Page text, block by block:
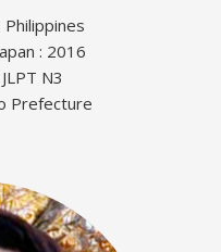
: 2016
N3
Prefecture